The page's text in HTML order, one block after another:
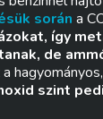
során a
így
de
szint